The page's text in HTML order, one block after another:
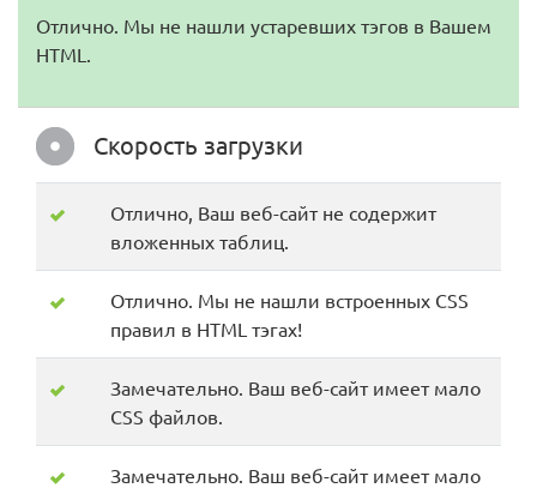
Отлично. Мы не нашли устаревших тэгов в Вашем
HTML.
Скорость загрузки
Отлично, Ваш веб-сайт не содержит
вложенных таблиц.
Отлично. Мы не нашли встроенных CSS
правил в HTML тэгах!
Замечательно. Ваш веб-сайт имеет мало
CSS файлов.
Замечательно. Ваш веб-сайт имеет мало